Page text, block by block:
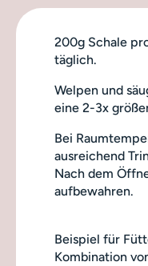
200g Schale
täglich.
Welpen und
eine 2-3x
Bei
ausreichend
Nach dem
aufbewahren.
Beispiel für
Kombination